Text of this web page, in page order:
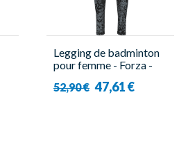
Legging de badminton
pour femme - Forza -
52,90 € 47,61 €